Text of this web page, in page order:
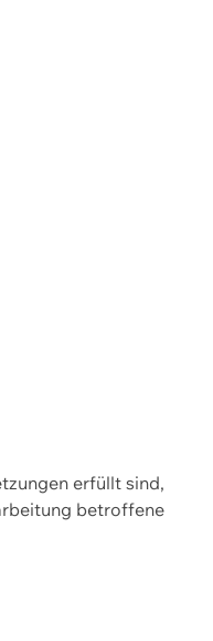
erfüllt sind,
betroffene